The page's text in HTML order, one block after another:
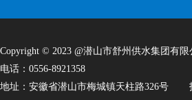
Copyright © 2023 @潜山市舒州供水集团有
电话：0556-8921358
地址：安徽省潜山市梅城镇天柱路326号